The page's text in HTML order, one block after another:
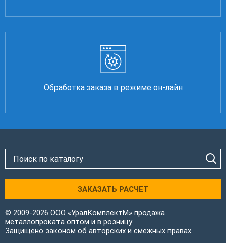
Обработка заказа в режиме он-лайн
ЗАКАЗАТЬ РАСЧЕТ
© 2009-2026 ООО «УралКомплектМ» продажа
металлопроката оптом и в розницу
Защищено законом об авторских и смежных правах